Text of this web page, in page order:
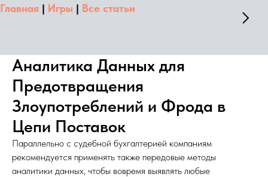
Главная | Игры | Все статьи
Аналитика Данных для
Предотвращения
Злоупотреблений и Фрода в
Цепи Поставок
Параллельно с судебной бухгалтерией компаниям
рекомендуется применять также передовые методы
аналитики данных, чтобы вовремя выявлять любые